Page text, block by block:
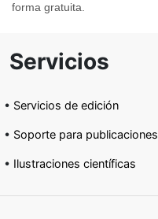
forma gratuita.
Servicios
• Servicios de edición
• Soporte para publicaciones
• Ilustraciones científicas
•Vídeos científicos